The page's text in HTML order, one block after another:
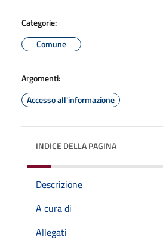
Categorie:
Comune
Argomenti:
Accesso all'informazione
INDICE DELLA PAGINA
Descrizione
A cura di
Allegati